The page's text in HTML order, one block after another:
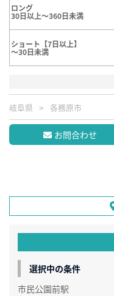
ロング
30日以上～360日未満
ショート【7日以上】
～30日未満
岐阜県 各務原市
お問合わせ
選択中の条件
市民公園前駅